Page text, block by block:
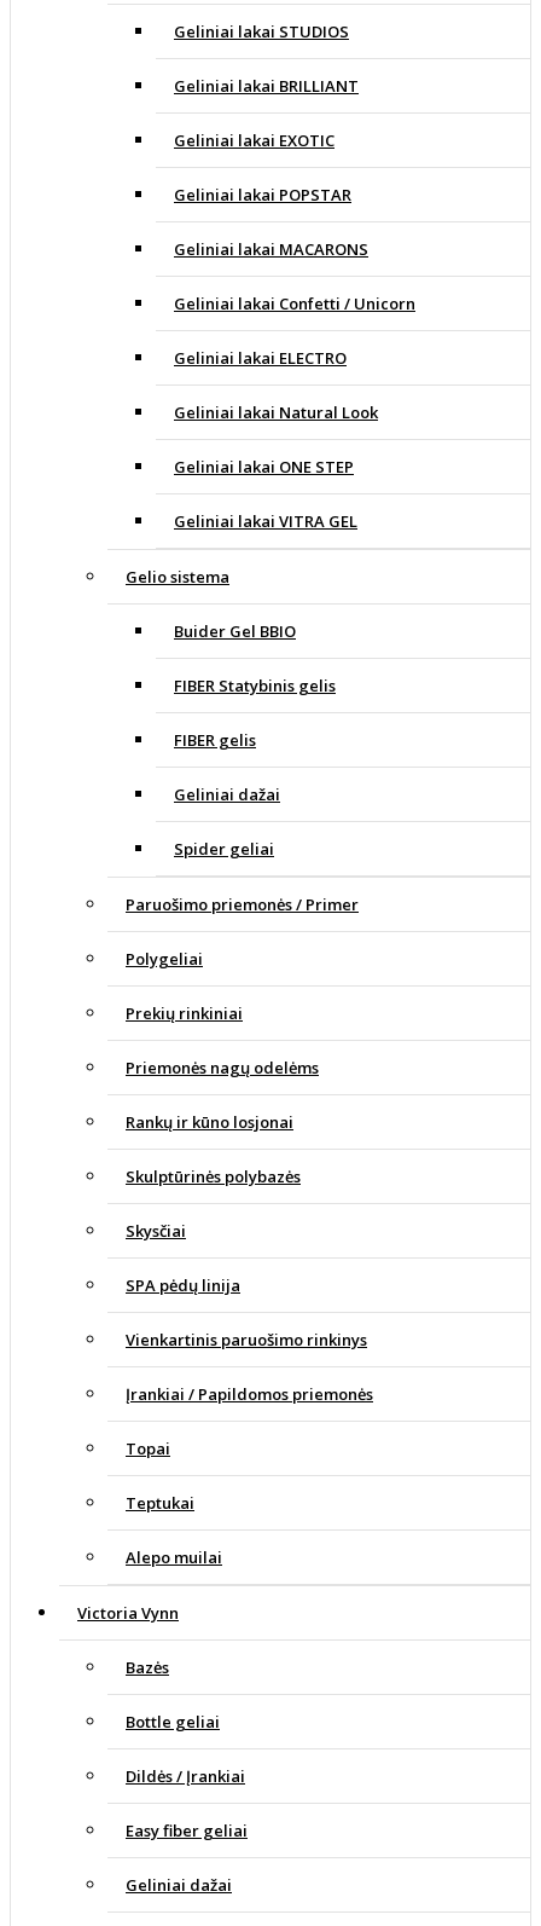
Geliniai lakai STUDIOS
Geliniai lakai BRILLIANT
Geliniai lakai EXOTIC
Geliniai lakai POPSTAR
Geliniai lakai MACARONS
Geliniai lakai Confetti / Unicorn
Geliniai lakai ELECTRO
Geliniai lakai Natural Look
Geliniai lakai ONE STEP
Geliniai lakai VITRA GEL
Gelio sistema
Buider Gel BBIO
FIBER Statybinis gelis
FIBER gelis
Geliniai dažai
Spider geliai
Paruošimo priemonės / Primer
Polygeliai
Prekių rinkiniai
Priemonės nagų odelėms
Rankų ir kūno losjonai
Skulptūrinės polybazės
Skysčiai
SPA pėdų linija
Vienkartinis paruošimo rinkinys
Įrankiai / Papildomos priemonės
Topai
Teptukai
Alepo muilai
Victoria Vynn
Bazės
Bottle geliai
Dildės / Įrankiai
Easy fiber geliai
Geliniai dažai